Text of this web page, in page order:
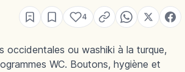
4
occidentales ou washiki à la turque,
WC. Boutons, hygiène et